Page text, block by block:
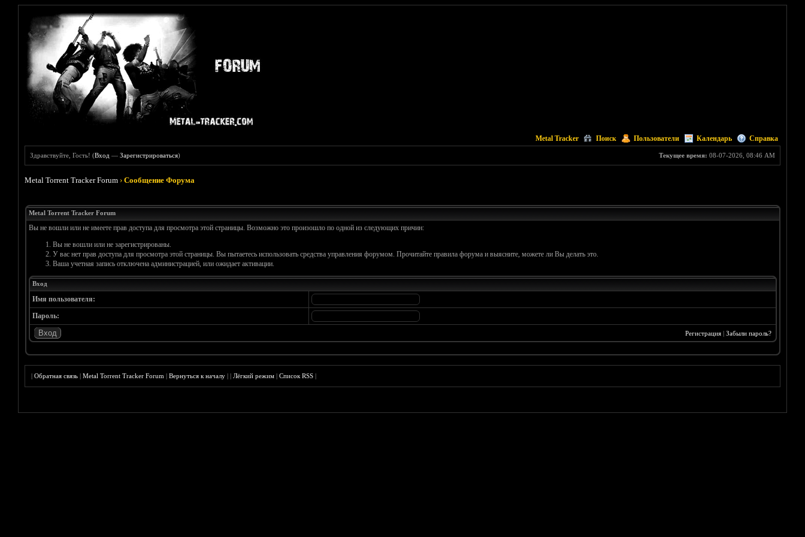
Metal Tracker Поиск Пользователи Календарь Справка
Текущее время: 08-07-2026, 08:46 AM
Здравствуйте, Гость! (Вход —Зарегистрироваться)
Metal Torrent Tracker Forum ›Сообщение Форума
Metal Torrent Tracker Forum
Вы не вошли или не имеете прав доступа для просмотра этой страницы. Возможно это произошло по одной из следующих причин:
Вы не вошли или не зарегистрированы.
У вас нет прав доступа для просмотра этой страницы. Вы пытаетесь использовать средства управления форумом. Прочитайте правила форума и выясните, можете ли Вы делать это.
Ваша учетная запись отключена администрацией, или ожидает активации.
Вход
Имя пользователя:
Пароль:
Регистрация| Забыли пароль?
|Обратная связь |Metal Torrent Tracker Forum |Вернуться к началу ||Лёгкий режим |Список RSS |